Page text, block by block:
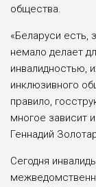
общества.
«Беларуси есть,
немало делает
инвалидностью,
инклюзивного
правило,
многое зависит
Геннадий
Сегодня